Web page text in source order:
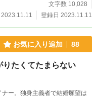
様よりお借りし、かんたん
文字数 10,028
登録日 2023.11.11
お気に入り追加 88
りたくてたまらない
ー。独身主義者で結婚願望は